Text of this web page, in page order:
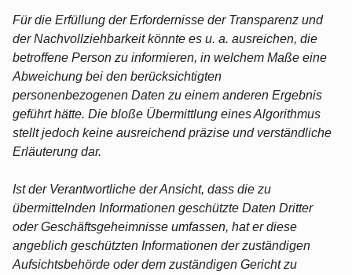
Für die Erfüllung der Erfordernisse der Transparenz und
der Nachvollziehbarkeit könnte es u. a. ausreichen, die
betroffene Person zu informieren, in welchem Maße eine
Abweichung bei den berücksichtigten
personenbezogenen Daten zu einem anderen Ergebnis
geführt hätte. Die bloße Übermittlung eines Algorithmus
stellt jedoch keine ausreichend präzise und verständliche
Erläuterung dar.
Ist der Verantwortliche der Ansicht, dass die zu
übermittelnden Informationen geschützte Daten Dritter
oder Geschäftsgeheimnisse umfassen, hat er diese
angeblich geschützten Informationen der zuständigen
Aufsichtsbehörde oder dem zuständigen Gericht zu